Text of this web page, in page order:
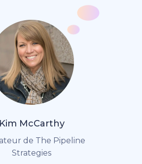
Kim McCarthy
de The Pipeline
Strategies